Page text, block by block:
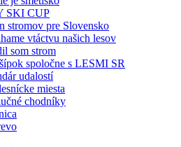
SKI CUP
stromov pre Slovensko
vtáctvu našich lesov
som strom
spoločne s LESMI SR
udalostí
miesta
chodníky